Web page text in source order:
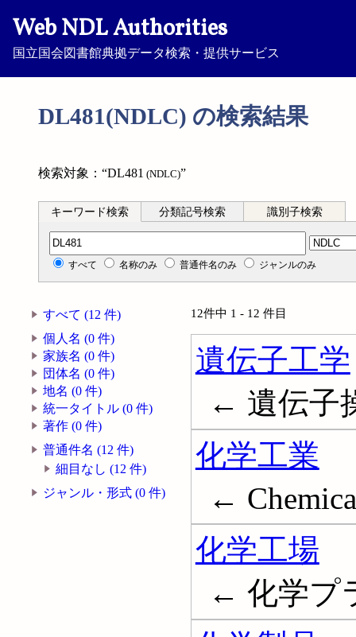
Web NDL Authorities
国立国会図書館典拠データ検索・提供サービス
DL481(NDLC) の検索結果
検索対象：“DL481 (NDLC)”
キーワード検索 分類記号検索 識別子検索
分類記号検索
すべて 名称のみ 普通件名のみ ジャンルのみ
すべて (12 件)
個人名 (0 件)
家族名 (0 件)
団体名 (0 件)
地名 (0 件)
統一タイトル (0 件)
著作 (0 件)
普通件名 (12 件)
細目なし (12 件)
ジャンル・形式 (0 件)
12件中 1 - 12 件目
遺伝子工学
← 遺伝子
化学工業
←
化学工場
← 化学プ